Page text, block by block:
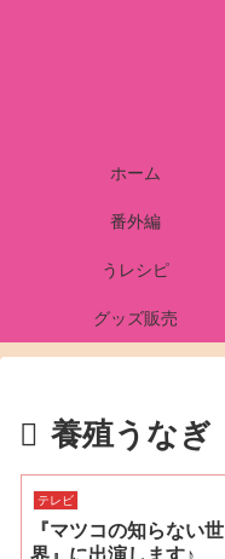
ホーム
番外編
うレシピ
グッズ販売
養殖うなぎ
テレビ
『マツコの知らない世
界』に出演します♪